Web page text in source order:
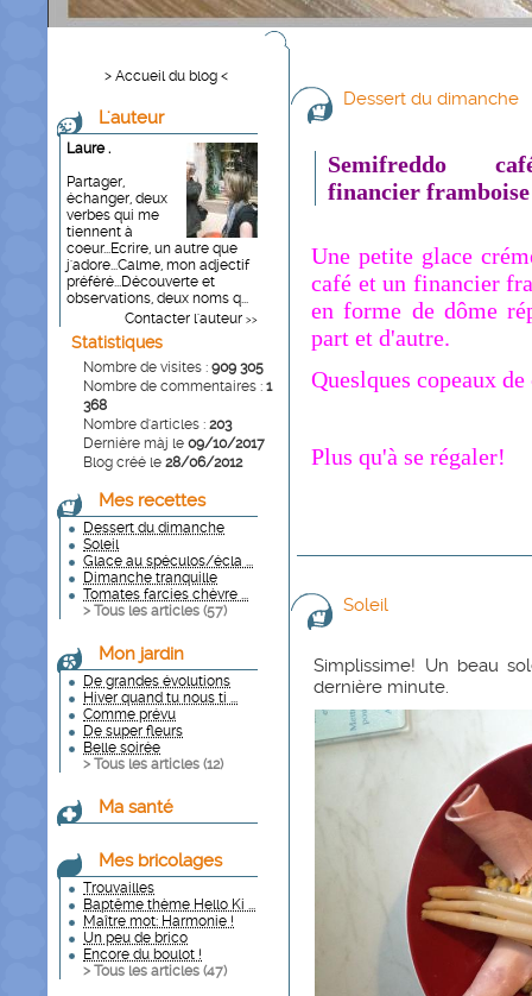
> Accueil du blog <
L'auteur
Laure .
Partager,
échanger, deux
verbes qui me
tiennent à
coeur...Ecrire, un autre que
j'adore...Calme, mon adjectif
préféré...Découverte et
observations, deux noms q...
Contacter l'auteur >>
Statistiques
Nombre de visites : 909 305
Nombre de commentaires : 1
368
Nombre d'articles : 203
Dernière màj le 09/10/2017
Blog créé le 28/06/2012
Mes recettes
Dessert du dimanche
Soleil
Glace au spéculos/écla ...
Dimanche tranquille
Tomates farcies chèvre ...
> Tous les articles (57)
Mon jardin
De grandes évolutions
Hiver quand tu nous ti ...
Comme prévu
De super fleurs
Belle soirée
> Tous les articles (12)
Ma santé
Mes bricolages
Trouvailles
Baptême thème Hello Ki ...
Maître mot: Harmonie !
Un peu de brico
Encore du boulot !
> Tous les articles (47)
Dessert du dimanche
Semifreddo
financier framboise
Une petite glace
café et un financier
en forme de dôme
part et d'autre.
Queslques copeaux
Plus qu'à se régaler!
Soleil
Simplissime! Un beau
dernière minute.